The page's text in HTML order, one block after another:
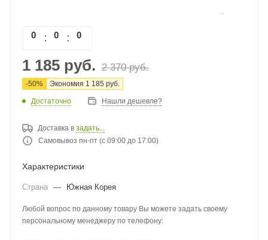
0 0 0
1 185 руб. 2 370руб.
-50% Экономия 1 185 руб.
Достаточно Нашли дешевле?
Доставка в задать...
Самовывоз пн-пт (с 09:00 до 17:00)
Характеристики
Страна — Южная Корея
Любой вопрос по данному товару Вы можете задать своему
персональному менеджеру по телефону: